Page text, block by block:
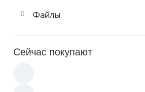
Файлы
Сейчас покупают